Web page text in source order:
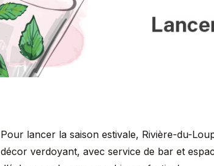
Pour lancer la saison estivale, Rivière-du-
décor verdoyant, avec service de bar et